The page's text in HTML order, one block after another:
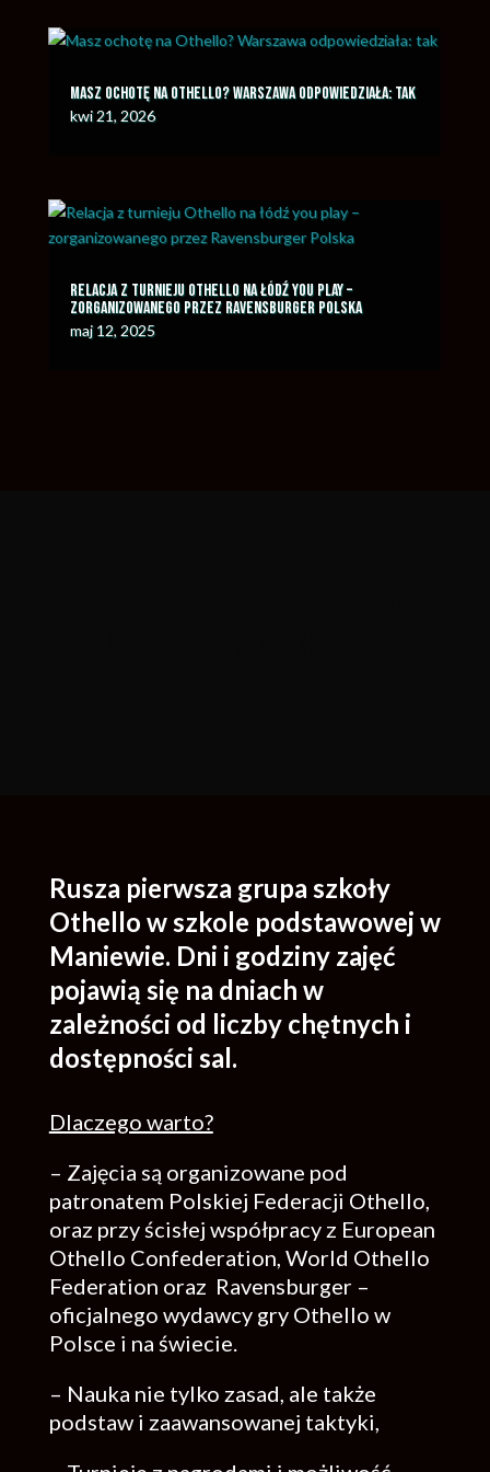
Masz ochotę na Othello? Warszawa odpowiedziała: tak
kwi 21, 2026
Relacja z turnieju Othello na łódź you play –
zorganizowanego przez Ravensburger Polska
maj 12, 2025
Rusza pierwsza grupa szkoły
Othello w szkole podstawowej w
Maniewie. Dni i godziny zajęć
pojawią się na dniach w
zależności od liczby chętnych i
dostępności sal.
Dlaczego warto?
– Zajęcia są organizowane pod
patronatem Polskiej Federacji Othello,
oraz przy ścisłej współpracy z European
Othello Confederation, World Othello
Federation oraz Ravensburger –
oficjalnego wydawcy gry Othello w
Polsce i na świecie.
– Nauka nie tylko zasad, ale także
podstaw i zaawansowanej taktyki,